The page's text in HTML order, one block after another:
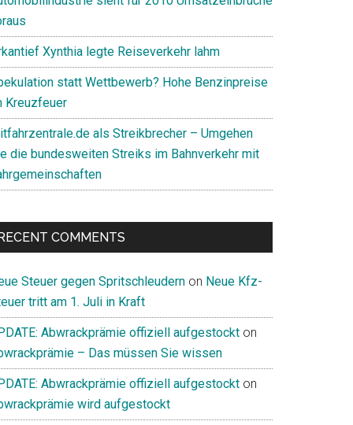
Xynthia legte Reiseverkehr lahm
statt Wettbewerb? Hohe Benzinpreise
Kreuzfeuer
als Streikbrecher – Umgehen
die bundesweiten Streiks im Bahnverkehr mit
COMMENTS
Steuer gegen Spritschleudern on Neue Kfz-
tritt am 1. Juli in Kraft
Abwrackprämie offiziell aufgestockt on
– Das müssen Sie wissen
Abwrackprämie offiziell aufgestockt on
wird aufgestockt